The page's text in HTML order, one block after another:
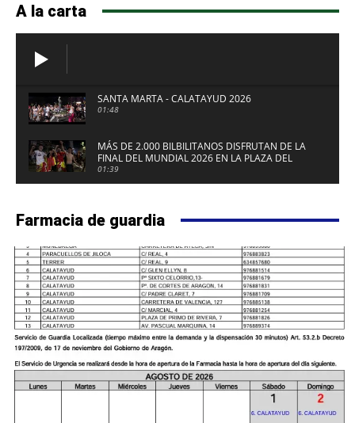
A la carta
SANTA MARTA - CALATAYUD 2026
01:48
MÁS DE 2.000 BILBILITANOS DISFRUTAN DE LA
FINAL DEL MUNDIAL 2026 EN LA PLAZA DEL
FUERTE DE CALATAYUD
01:39
Farmacia de guardia